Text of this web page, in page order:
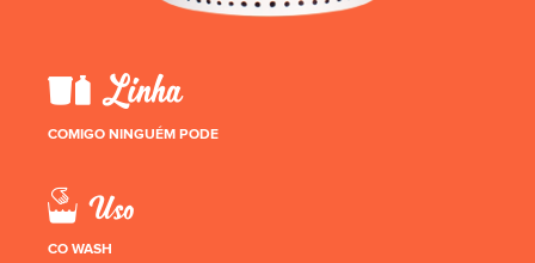
COMIGO NINGUÉM PODE
CO WASH